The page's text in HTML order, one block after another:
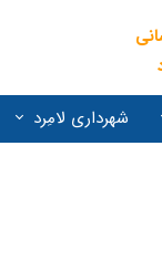
شهرداری لامِرد